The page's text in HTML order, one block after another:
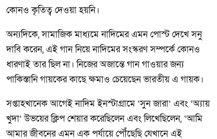
কোনও কৃতিত্ব দেওয়া হয়নি।
অন্যদিকে, সামাজিক মাধ্যমে নাদিমের এমন পোস্ট দেখে সনু
দাবি করেন, এই গান নিয়ে নাদিমের সংস্করণ সম্পর্কে কোনও
ধারণাই তার ছিল না। নিজের অজান্তে গান গাওয়ার জন্য
পাকিস্তানি গায়কের কাছে ক্ষমাও চেয়েছেন ভারতীয় এ গায়ক।
সপ্তাহখানেক আগেই নাদিম ইনস্টাগ্রামে ‘সুন জারা’ এবং ‘অ্যায়
খুদা’ উভয়ের ক্লিপ শেয়ার করেছিলেন এবং লিখেছিলেন, ‘আমি
আমার জীবনের এমন এক পর্যায়ে পৌঁছেছি যেখানে এই